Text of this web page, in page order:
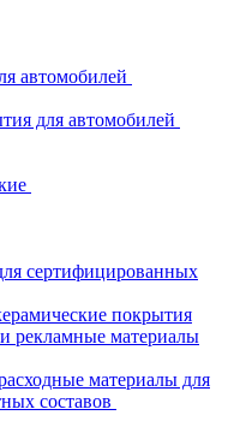
автомобилей
для автомобилей
сертифицированных
покрытия
рекламные материалы
материалы для
составов